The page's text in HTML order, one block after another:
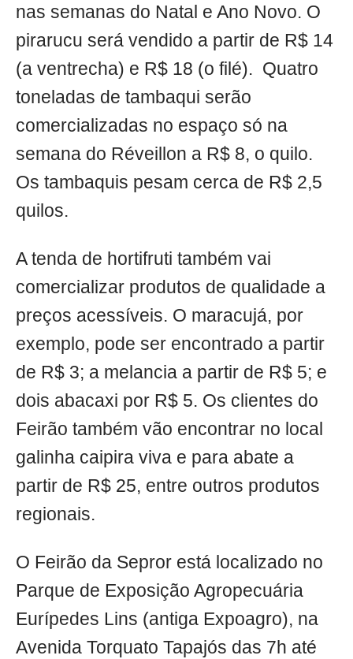
nas semanas do Natal e Ano Novo. O
pirarucu será vendido a partir de R$ 14
(a ventrecha) e R$ 18 (o filé). Quatro
toneladas de tambaqui serão
comercializadas no espaço só na
semana do Réveillon a R$ 8, o quilo.
Os tambaquis pesam cerca de R$ 2,5
quilos.
A tenda de hortifruti também vai
comercializar produtos de qualidade a
preços acessíveis. O maracujá, por
exemplo, pode ser encontrado a partir
de R$ 3; a melancia a partir de R$ 5; e
dois abacaxi por R$ 5. Os clientes do
Feirão também vão encontrar no local
galinha caipira viva e para abate a
partir de R$ 25, entre outros produtos
regionais.
O Feirão da Sepror está localizado no
Parque de Exposição Agropecuária
Eurípedes Lins (antiga Expoagro), na
Avenida Torquato Tapajós das 7h até